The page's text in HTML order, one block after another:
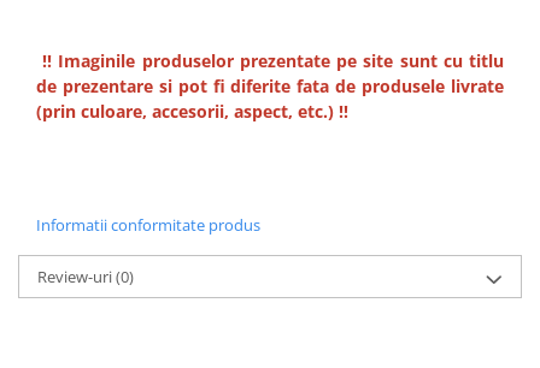
!! Imaginile produselor prezentate pe site sunt cu titlu
de prezentare si pot fi diferite fata de produsele livrate
(prin culoare, accesorii, aspect, etc.) !!
Informatii conformitate produs
Review-uri(0)